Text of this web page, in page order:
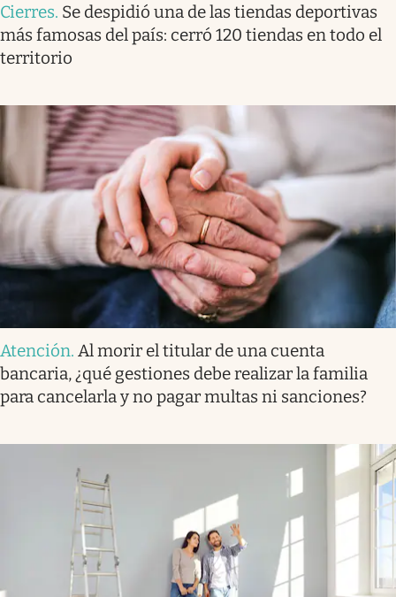
Cierres. Se despidió una de las tiendas deportivas
más famosas del país: cerró 120 tiendas en todo el
territorio
Atención. Al morir el titular de una cuenta
bancaria, ¿qué gestiones debe realizar la familia
para cancelarla y no pagar multas ni sanciones?